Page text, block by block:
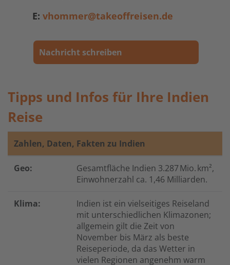
E: vhommer@takeoffreisen.de
Nachricht schreiben
Tipps und Infos für Ihre Indien
Reise
Zahlen, Daten, Fakten zu Indien
Geo: Gesamtfläche Indien 3.287 Mio. km²,
Einwohnerzahl ca. 1,46 Milliarden.
Klima: Indien ist ein vielseitiges Reiseland
mit unterschiedlichen Klimazonen;
allgemein gilt die Zeit von
November bis März als beste
Reiseperiode, da das Wetter in
vielen Regionen angenehm warm